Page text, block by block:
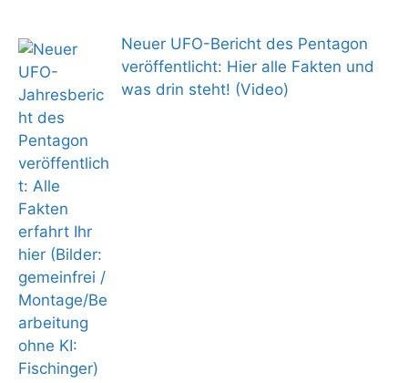
Neuer UFO-Bericht des Pentagon
veröffentlicht: Hier alle Fakten und
was drin steht! (Video)